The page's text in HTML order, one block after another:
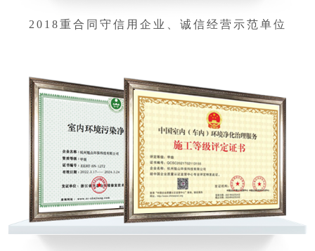
2018重合同守信用企业、诚信经营示范单位